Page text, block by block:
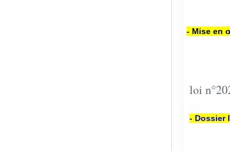
- Mise en
loi
- Dossier